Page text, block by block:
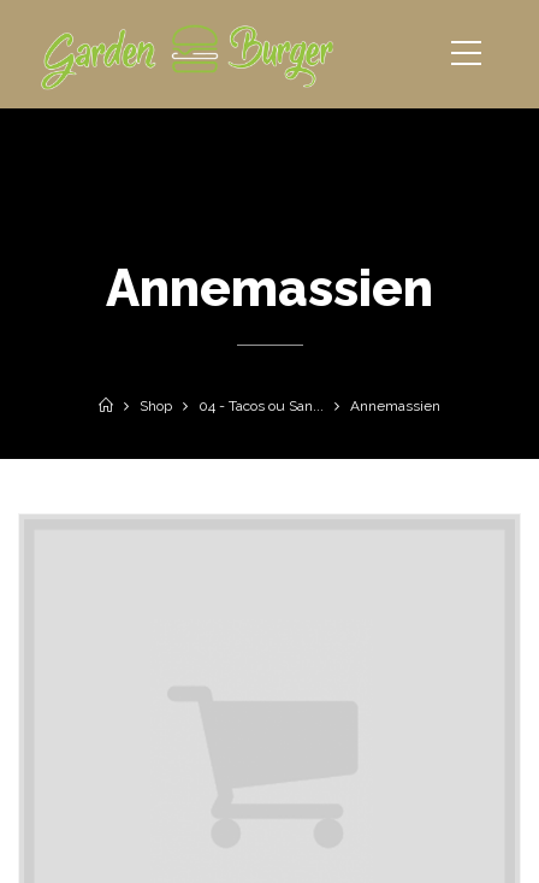
Annemassien
Shop 04 - Tacos ou San... Annemassien